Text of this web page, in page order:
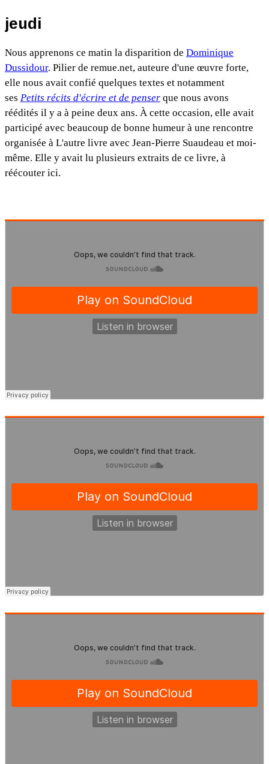
jeudi
Nous apprenons ce matin la disparition de Dominique
Dussidour. Pilier de remue.net, auteure d'une œuvre forte,
elle nous avait confié quelques textes et notamment
ses Petits récits d'écrire et de penser que nous avons
réédités il y a à peine deux ans. À cette occasion, elle avait
participé avec beaucoup de bonne humeur à une rencontre
organisée à L'autre livre avec Jean-Pierre Suaudeau et moi-
même. Elle y avait lu plusieurs extraits de ce livre, à
réécouter ici.